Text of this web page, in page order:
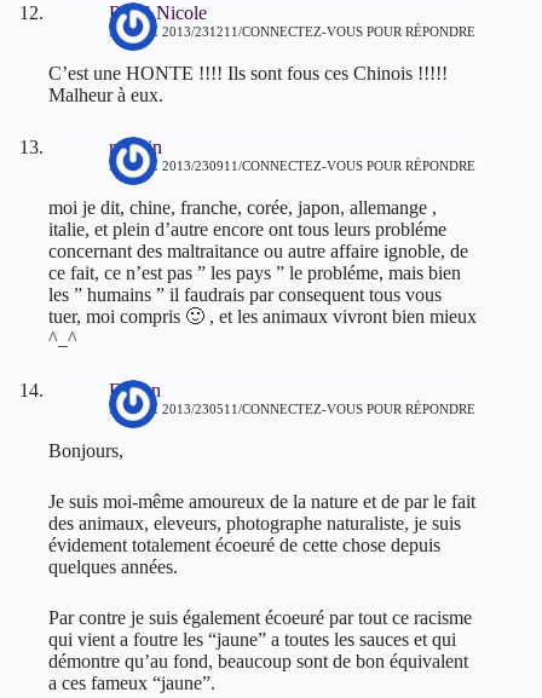
REIS Nicole
5 AVRIL 2013/231211 CONNECTEZ-VOUS POUR RÉPONDRE
C’est une HONTE !!!! Ils sont fous ces Chinois !!!!!
Malheur à eux.
romain
5 AVRIL 2013/230911 CONNECTEZ-VOUS POUR RÉPONDRE
moi je dit, chine, franche, corée, japon, allemange ,
italie, et plein d’autre encore ont tous leurs probléme
concernant des maltraitance ou autre affaire ignoble, de
ce fait, ce n’est pas ” les pays ” le probléme, mais bien
les ” humains ” il faudrais par consequent tous vous
tuer, moi compris 🙂 , et les animaux vivront bien mieux
^_^
Fabien
5 AVRIL 2013/230511 CONNECTEZ-VOUS POUR RÉPONDRE
Bonjours,
Je suis moi-même amoureux de la nature et de par le fait
des animaux, eleveurs, photographe naturaliste, je suis
évidement totalement écoeuré de cette chose depuis
quelques années.
Par contre je suis également écoeuré par tout ce racisme
qui vient a foutre les “jaune” a toutes les sauces et qui
démontre qu’au fond, beaucoup sont de bon équivalent
a ces fameux “jaune”.